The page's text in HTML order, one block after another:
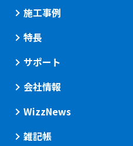
施工事例
特長
サポート
会社情報
WizzNews
雑記帳